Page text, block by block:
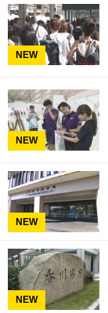
NEW
NEW
NEW
NEW